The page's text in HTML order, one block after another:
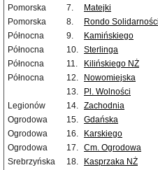
Pomorska
7. Matejki
Pomorska
8. Rondo Solidarności
Północna
9. Kamińskiego
Północna
10. Sterlinga
Północna
11. Kilińskiego NŻ
Północna
12. Nowomiejska
13.
Pl. Wolności
Legionów
14. Zachodnia
Ogrodowa
15. Gdańska
Ogrodowa
16. Karskiego
Ogrodowa
17. Cm. Ogrodowa
Srebrzyńska
18. Kasprzaka NŻ